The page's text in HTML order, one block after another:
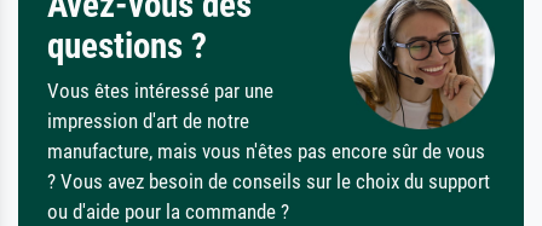
questions ?
Vous êtes intéressé par une
impression d'art de notre
manufacture, mais vous n'êtes pas encore sûr de vous
? Vous avez besoin de conseils sur le choix du support
ou d'aide pour la commande ?